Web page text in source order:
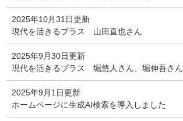
2025年10月31日更新
現代を活きるプラス 山田直也さん
2025年9月30日更新
現代を活きるプラス 堀悠人さん、堀伸吾さん
2025年9月1日更新
ホームページに生成AI検索を導入しました